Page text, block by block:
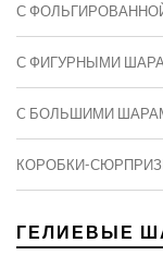
С
С ФИГУРНЫМИ
C БОЛЬШИМИ
КОРОБКИ-
ГЕЛИЕВЫЕ